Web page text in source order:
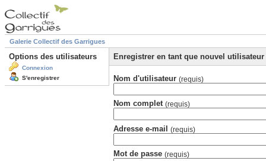
Galerie Collectif des Garrigues
Options des utilisateurs
Connexion
S'enregistrer
Enregistrer en tant que nouvel utilisateur
Nom d'utilisateur (requis)
Nom complet (requis)
Adresse e-mail (requis)
Mot de passe (requis)